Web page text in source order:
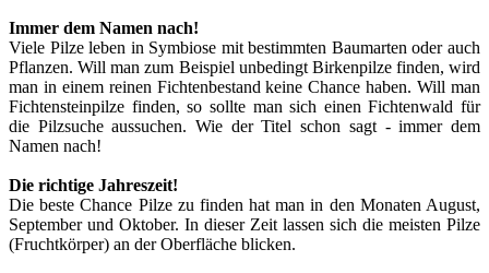
Immer dem Namen nach!
Viele Pilze leben in Symbiose mit bestimmten Baumarten oder auch
Pflanzen. Will man zum Beispiel unbedingt Birkenpilze finden, wird
man in einem reinen Fichtenbestand keine Chance haben. Will man
Fichtensteinpilze finden, so sollte man sich einen Fichtenwald für
die Pilzsuche aussuchen. Wie der Titel schon sagt - immer dem
Namen nach!
Die richtige Jahreszeit!
Die beste Chance Pilze zu finden hat man in den Monaten August,
September und Oktober. In dieser Zeit lassen sich die meisten Pilze
(Fruchtkörper) an der Oberfläche blicken.